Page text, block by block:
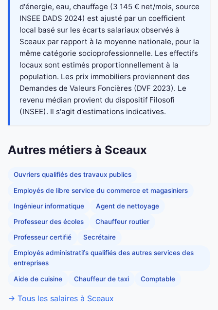
d'énergie, eau, chauffage (3 145 € net/mois, source
INSEE DADS 2024) est ajusté par un coefficient
local basé sur les écarts salariaux observés à
Sceaux par rapport à la moyenne nationale, pour la
même catégorie socioprofessionnelle. Les effectifs
locaux sont estimés proportionnellement à la
population. Les prix immobiliers proviennent des
Demandes de Valeurs Foncières (DVF 2023). Le
revenu médian provient du dispositif Filosofi
(INSEE). Il s'agit d'estimations indicatives.
Autres métiers à Sceaux
Ouvriers qualifiés des travaux publics
Employés de libre service du commerce et magasiniers
Ingénieur informatique Agent de nettoyage
Professeur des écoles Chauffeur routier
Professeur certifié Secrétaire
Employés administratifs qualifiés des autres services des
entreprises
Aide de cuisine Chauffeur de taxi Comptable
→ Tous les salaires à Sceaux